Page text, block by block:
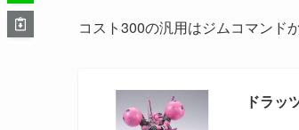
コスト300の汎用はジムコマンド
ドラッ